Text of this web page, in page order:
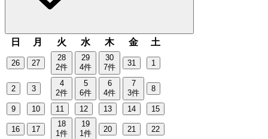
日 月 火 水 木 金 土
26 27
28
2件
29
4件
30
7件 31 1
2 3
4
2件
5
6件
6
4件
7
3件 8
9 10 11 12 13 14 15
16 17
18
1件
19
1件 20 21 22